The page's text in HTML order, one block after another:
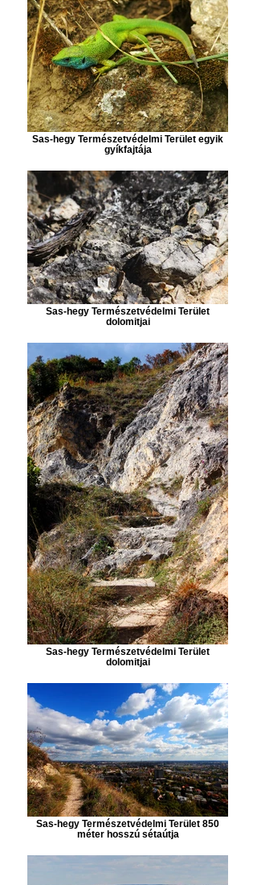
Sas-hegy Természetvédelmi Terület egyik
gyíkfajtája
Sas-hegy Természetvédelmi Terület
dolomitjai
Sas-hegy Természetvédelmi Terület
dolomitjai
Sas-hegy Természetvédelmi Terület 850
méter hosszú sétaútja